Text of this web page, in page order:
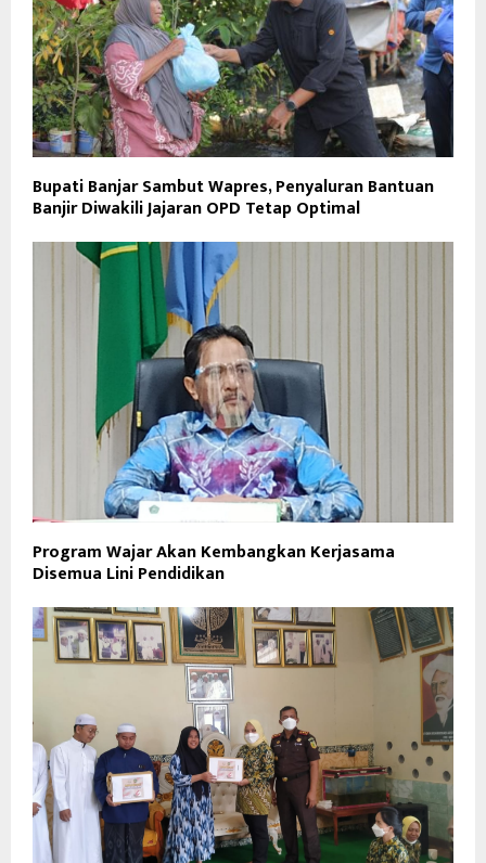
Bupati Banjar Sambut Wapres, Penyaluran Bantuan
Banjir Diwakili Jajaran OPD Tetap Optimal
Program Wajar Akan Kembangkan Kerjasama
Disemua Lini Pendidikan